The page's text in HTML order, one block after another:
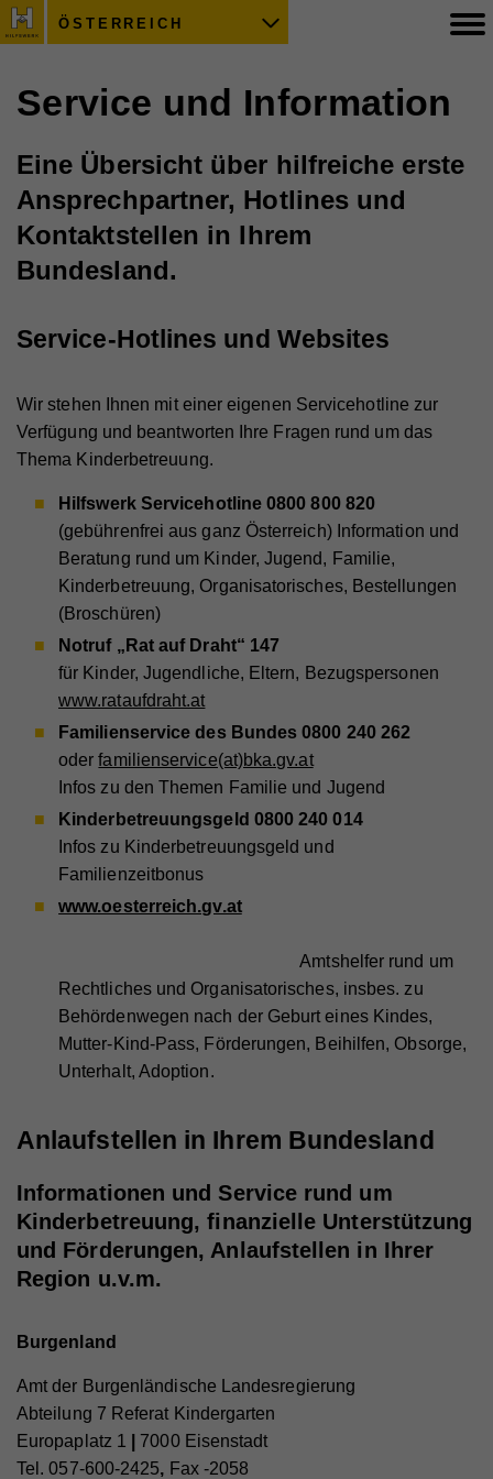
ÖSTERREICH
Service und Information
Eine Übersicht über hilfreiche erste
Ansprechpartner, Hotlines und
Kontaktstellen in Ihrem
Bundesland.
Service-Hotlines und Websites
Wir stehen Ihnen mit einer eigenen Servicehotline zur
Verfügung und beantworten Ihre Fragen rund um das
Thema Kinderbetreuung.
Hilfswerk Servicehotline 0800 800 820
(gebührenfrei aus ganz Österreich) Information und
Beratung rund um Kinder, Jugend, Familie,
Kinderbetreuung, Organisatorisches, Bestellungen
(Broschüren)
Notruf „Rat auf Draht“ 147
für Kinder, Jugendliche, Eltern, Bezugspersonen
www.rataufdraht.at
Familienservice des Bundes 0800 240 262
oderfamilienservice(at)bka.gv.at
Infos zu den Themen Familie und Jugend
Kinderbetreuungsgeld 0800 240 014
Infos zu Kinderbetreuungsgeld und
Familienzeitbonus
www.oesterreich.gv.at
Amtshelfer rund um
Rechtliches und Organisatorisches, insbes. zu
Behördenwegen nach der Geburt eines Kindes,
Mutter-Kind-Pass, Förderungen, Beihilfen, Obsorge,
Unterhalt, Adoption.
Anlaufstellen in Ihrem Bundesland
Informationen und Service rund um
Kinderbetreuung, finanzielle Unterstützung
und Förderungen, Anlaufstellen in Ihrer
Region u.v.m.
Burgenland
Amt der Burgenländische Landesregierung
Abteilung 7 Referat Kindergarten
Europaplatz 1
7000 Eisenstadt
Tel. 057-600-2425, Fax -2058